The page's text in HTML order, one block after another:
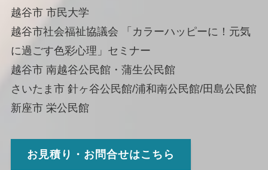
越谷市 市民大学
越谷市社会福祉協議会 「カラーハッピーに！元気
に過ごす色彩心理」セミナー
越谷市 南越谷公民館・蒲生公民館
さいたま市 針ヶ谷公民館/浦和南公民館/田島公民館
新座市 栄公民館
お見積り・お問合せはこちら